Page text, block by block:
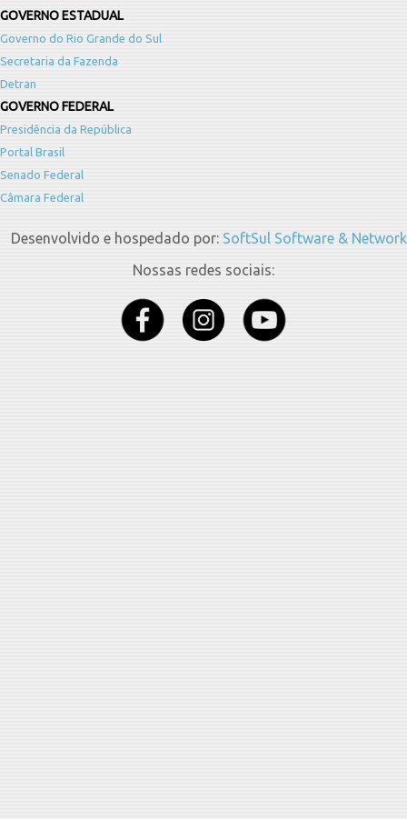
GOVERNO ESTADUAL
Governo do Rio Grande do Sul
Secretaria da Fazenda
Detran
GOVERNO FEDERAL
Presidência da República
Portal Brasil
Senado Federal
Câmara Federal
Desenvolvido e hospedado por: SoftSul Software & Network
Nossas redes sociais: